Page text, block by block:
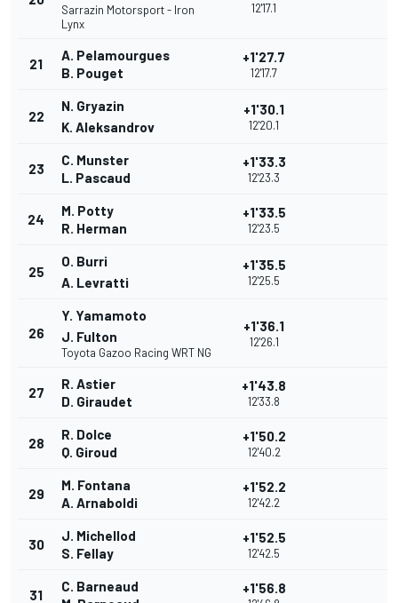
Sarrazin Motorsport - Iron
Lynx
12'17.1
21
A. Pelamourgues
B. Pouget
+1'27.7
12'17.7
22
N. Gryazin
K. Aleksandrov
+1'30.1
12'20.1
23
C. Munster
L. Pascaud
+1'33.3
12'23.3
24
M. Potty
R. Herman
+1'33.5
12'23.5
25
O. Burri
A. Levratti
+1'35.5
12'25.5
26
Y. Yamamoto
J. Fulton
Toyota Gazoo Racing WRT NG
+1'36.1
12'26.1
27
R. Astier
D. Giraudet
+1'43.8
12'33.8
28
R. Dolce
Q. Giroud
+1'50.2
12'40.2
29
M. Fontana
A. Arnaboldi
+1'52.2
12'42.2
30
J. Michellod
S. Fellay
+1'52.5
12'42.5
31
C. Barneaud
+1'56.8